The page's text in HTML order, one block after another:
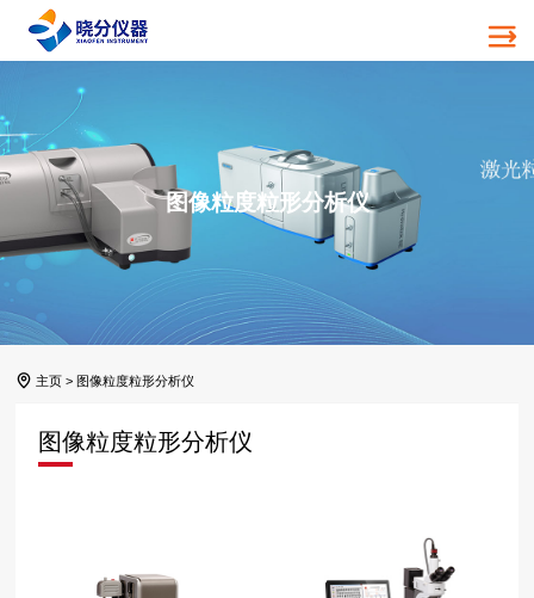
图像粒度粒形分析仪
主页 > 图像粒度粒形分析仪
图像粒度粒形分析仪